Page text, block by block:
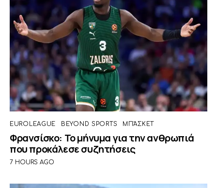
EUROLEAGUE BEYOND SPORTS ΜΠΆΣΚΕΤ
Φρανσίσκο: Το μήνυμα για την ανθρωπιά
που προκάλεσε συζητήσεις
7 HOURS AGO